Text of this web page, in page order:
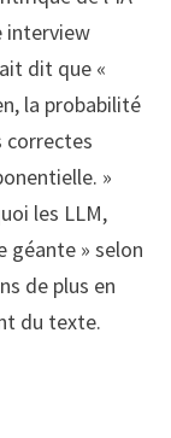
interview
dit que «
la probabilité
correctes
»
les LLM,
géante » selon
de plus en
du texte.